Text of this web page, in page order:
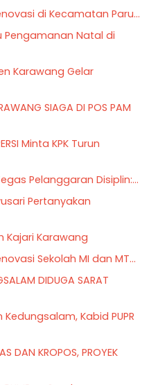
di Kecamatan Paru...
Pengamanan Natal di
Karawang Gelar
SIAGA DI POS PAM
Minta KPK Turun
Pelanggaran Disiplin:...
Pertanyakan
Kajari Karawang
Sekolah MI dan MT...
DIDUGA SARAT
Kabid PUPR
DAN KROPOS, PROYEK